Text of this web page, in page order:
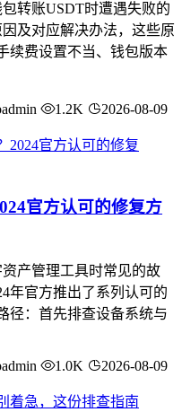
转账USDT时遭遇失败的
及对应解决办法，这些原
续费设置不当、钱包版本
1.2K 2026-08-09
官方认可的修复方
产管理工具时常见的故
年官方推出了系列认可的
径：首先排查设备系统与
1.0K 2026-08-09